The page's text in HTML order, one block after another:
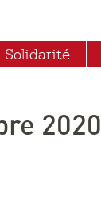
Solidarité
2020